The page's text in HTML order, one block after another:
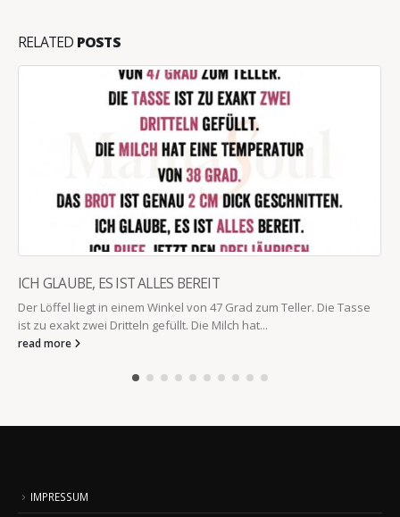
RELATED POSTS
ICH GLAUBE, ES IST ALLES BEREIT
Der Löffel liegt in einem Winkel von 47 Grad zum Teller. Die Tasse
ist zu exakt zwei Dritteln gefüllt. Die Milch hat...
read more
IMPRESSUM